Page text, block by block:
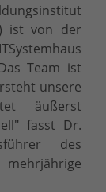
ist von der
Team ist
unsere
äußerst
fasst Dr.
des